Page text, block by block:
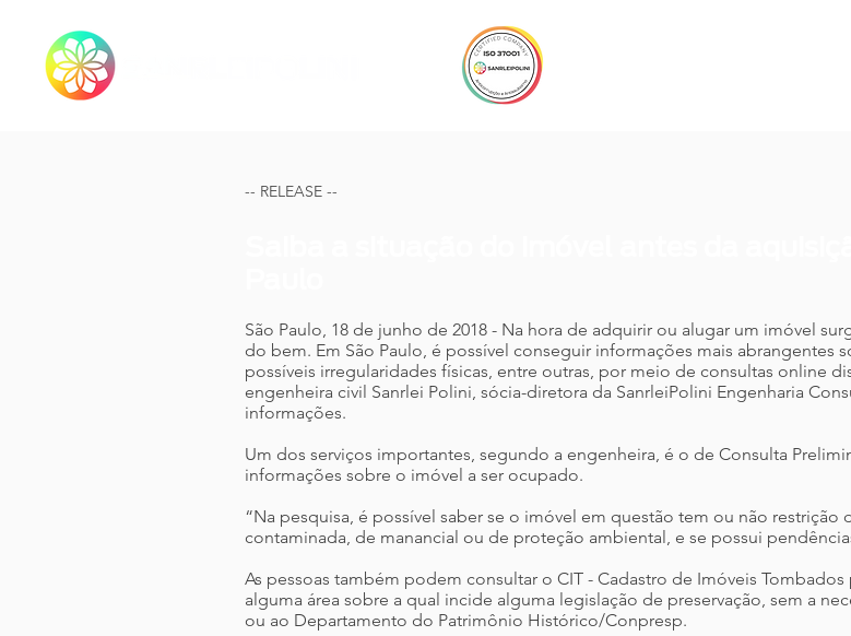
-- RELEASE --
São Paulo, 18 de junho de 2018 - Na hora de adquirir ou alugar um imóvel
do bem. Em São Paulo, é possível conseguir informações mais
possíveis irregularidades físicas, entre outras, por meio de consultas online
engenheira civil Sanrlei Polini, sócia-diretora da SanrleiPolini Engenharia
informações.
Um dos serviços importantes, segundo a engenheira, é o de Consulta
informações sobre o imóvel a ser ocupado.
“Na pesquisa, é possível saber se o imóvel em questão tem ou não
contaminada, de manancial ou de proteção ambiental, e se possui
As pessoas também podem consultar o CIT - Cadastro de Imóveis
alguma área sobre a qual incide alguma legislação de preservação, sem a
ou ao Departamento do Patrimônio Histórico/Conpresp.